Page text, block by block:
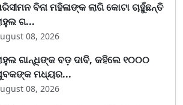
ବିନା ମହିଳାଙ୍କ ଲାଗି କୋଟା ଚାହୁଁଛନ୍ତି
ଗ...
08, 2026
ଗାନ୍ଧିଙ୍କ ବଡ଼ ଦାବି, କହିଲେ ୧୦୦୦
ମଧ୍ୟର...
08, 2026